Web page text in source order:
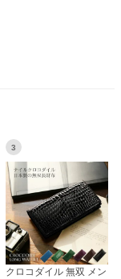
3
クロコダイル 無双 メン